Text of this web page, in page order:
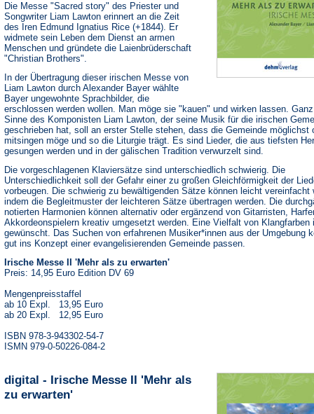
Die Messe "Sacred story" des Priester und
Songwriter Liam Lawton erinnert an die Zeit
des Iren Edmund Ignatius Rice (+1844). Er
widmete sein Leben dem Dienst an armen
Menschen und gründete die Laienbrüderschaft
"Christian Brothers".
In der Übertragung dieser irischen Messe von
Liam Lawton durch Alexander Bayer wählte
Bayer ungewohnte Sprachbilder, die
erschlossen werden wollen. Man möge sie "kauen" und wirken lassen.
Sinne des Komponisten Liam Lawton, der seine Musik für die irischen
geschrieben hat, soll an erster Stelle stehen, dass die Gemeinde möglichst
mitsingen möge und so die Liturgie trägt. Es sind Lieder, die aus tiefsten
gesungen werden und in der gälischen Tradition verwurzelt sind.
Die vorgeschlagenen Klaviersätze sind unterschiedlich schwierig. Die
Unterschiedlichkeit soll der Gefahr einer zu großen Gleichförmigkeit der
vorbeugen. Die schwierig zu bewältigenden Sätze können leicht vereinfacht
indem die Begleitmuster der leichteren Sätze übertragen werden. Die
notierten Harmonien können alternativ oder ergänzend von Gitarristen,
Akkordeonspielern kreativ umgesetzt werden. Eine Vielfalt von Klangfarben
gewünscht. Das Suchen von erfahrenen Musiker*innen aus der Umgebung
gut ins Konzept einer evangelisierenden Gemeinde passen.
Irische Messe II 'Mehr als zu erwarten'
Preis: 14,95 Euro Edition DV 69
Mengenpreisstaffel
ab 10 Expl. 13,95 Euro
ab 20 Expl. 12,95 Euro
ISBN 978-3-943302-54-7
ISMN 979-0-50226-084-2
digital - Irische Messe II 'Mehr als
zu erwarten'